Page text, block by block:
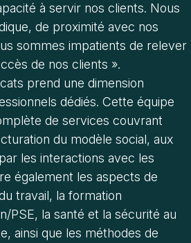
à servir nos clients. Nous
de proximité avec nos
sommes impatients de relever
de nos clients ».
prend une dimension
dédiés. Cette équipe
de services couvrant
du modèle social, aux
les interactions avec les
également les aspects de
travail, la formation
PSE, la santé et la sécurité au
ainsi que les méthodes de